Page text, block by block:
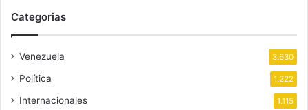
Categorias
Venezuela 3.630
Política 1.222
Internacionales 1.115